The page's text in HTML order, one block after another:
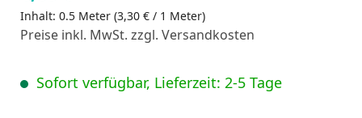
Inhalt: 0.5 Meter (3,30 € / 1 Meter)
Preise inkl. MwSt. zzgl. Versandkosten
Sofort verfügbar, Lieferzeit: 2-5 Tage